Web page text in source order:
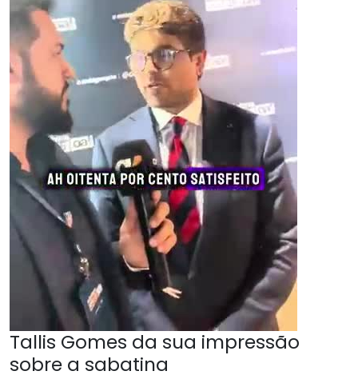
Tallis Gomes da sua impressão
sobre a sabatina